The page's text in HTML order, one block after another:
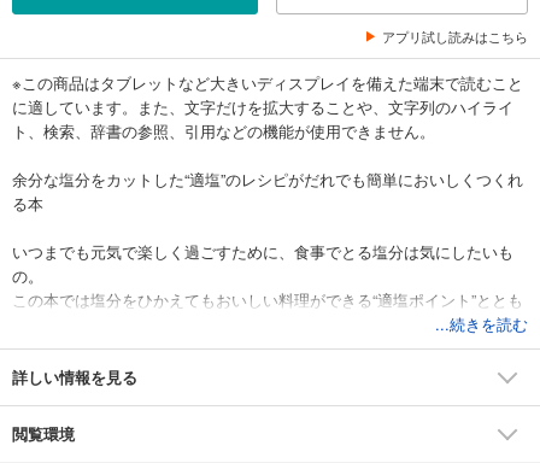
アプリ試し読みはこちら
※この商品はタブレットなど大きいディスプレイを備えた端末で読むこと
に適しています。また、文字だけを拡大することや、文字列のハイライ
ト、検索、辞書の参照、引用などの機能が使用できません。
余分な塩分をカットした“適塩”のレシピがだれでも簡単においしくつくれ
る本
いつまでも元気で楽しく過ごすために、食事でとる塩分は気にしたいも
の。
この本では塩分をひかえてもおいしい料理ができる“適塩ポイント”ととも
簡単でつくりやすく、ものたりなさも感じないまさに革命的な料理が満
載です。
PART１ いつもよりおいしい！塩分ひかえめ定番おかず
...続きを読む
詳しい情報を見る
閲覧環境